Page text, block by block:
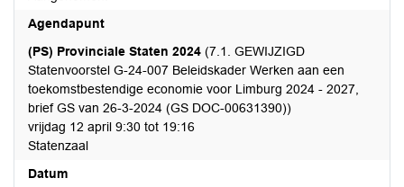
Agendapunt
(PS) Provinciale Staten 2024 (7.1. GEWIJZIGD
Statenvoorstel G-24-007 Beleidskader Werken aan een
toekomstbestendige economie voor Limburg 2024 - 2027,
brief GS van 26-3-2024 (GS DOC-00631390))
vrijdag 12 april 9:30 tot 19:16
Statenzaal
Datum